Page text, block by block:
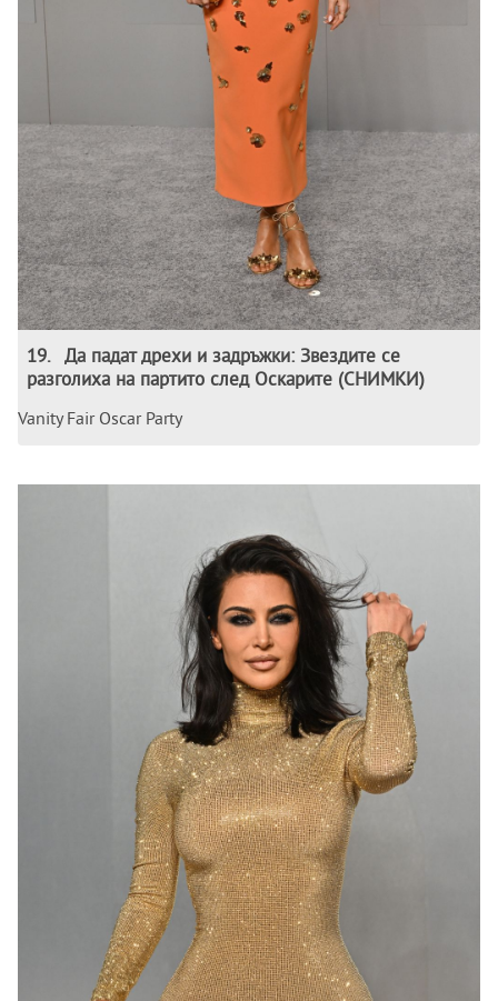
19.
Да падат дрехи и задръжки: Звездите се
разголиха на партито след Оскарите (СНИМКИ)
Vanity Fair Oscar Party